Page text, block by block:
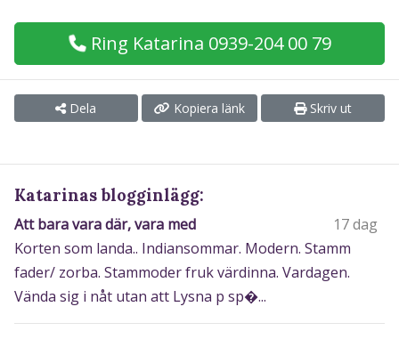
Ring Katarina 0939-204 00 79
Dela Kopiera länk Skriv ut
Katarinas blogginlägg:
Att bara vara där, vara med
17 dag
Korten som landa.. Indiansommar. Modern. Stamm
fader/ zorba. Stammoder fruk värdinna. Vardagen.
Vända sig i nåt utan att Lysna p sp�...